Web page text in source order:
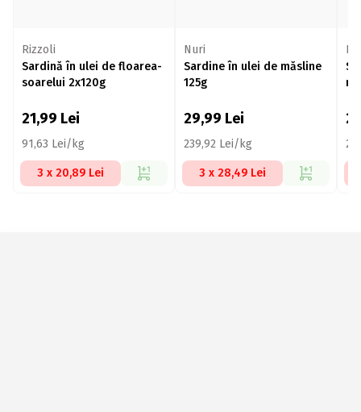
Rizzoli
Sardină în ulei de floarea-
soarelui 2x120g
21,99 Lei
91,63 Lei/kg
3 x 20,89 Lei
Nuri
Sardine în ulei de măsline
125g
29,99 Lei
239,92 Lei/kg
3 x 28,49 Lei